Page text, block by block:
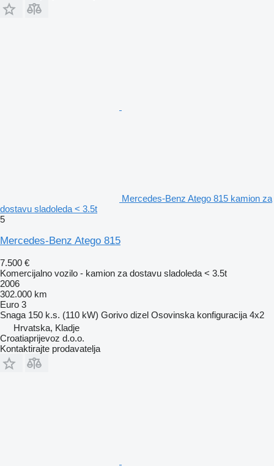
Mercedes-Benz Atego 815 kamion za
dostavu sladoleda < 3.5t
5
Mercedes-Benz Atego 815
7.500 €
Komercijalno vozilo - kamion za dostavu sladoleda < 3.5t
2006
302.000 km
Euro 3
Snaga 150 k.s. (110 kW) Gorivo dizel Osovinska konfiguracija 4x2
Hrvatska, Kladje
Croatiaprijevoz d.o.o.
Kontaktirajte prodavatelja